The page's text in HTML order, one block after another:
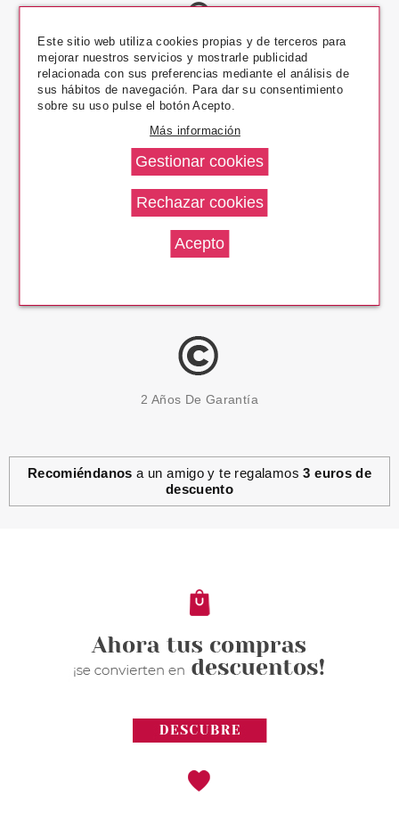
Pago Seguro
14 Días Devolución
2 Años De Garantía
Recomiéndanos a un amigo y te regalamos3 euros de
descuento
Este sitio web utiliza cookies propias y de terceros para
mejorar nuestros servicios y mostrarle publicidad
relacionada con sus preferencias mediante el análisis de
sus hábitos de navegación. Para dar su consentimiento
sobre su uso pulse el botón Acepto.
Más información